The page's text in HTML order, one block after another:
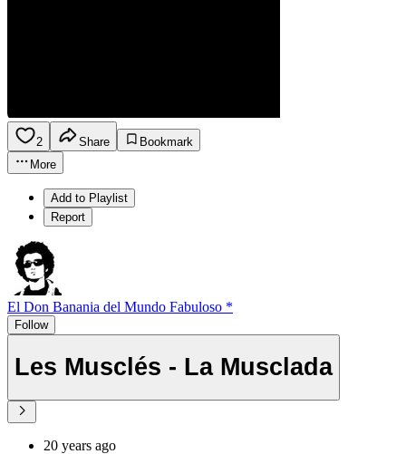
2 Share
Bookmark
More
Add to Playlist
Report
El Don Banania del Mundo Fabuloso *
Follow
Les Musclés - La Musclada
20 years ago